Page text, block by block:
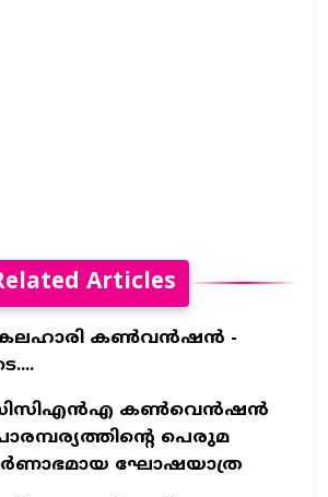
Articles
കണ്‍വന്‍ഷന്‍ -
കണ്‍വെന്‍ഷന്‍
പെരുമ
വര്‍ണാഭമായ ഘോഷയാത്ര